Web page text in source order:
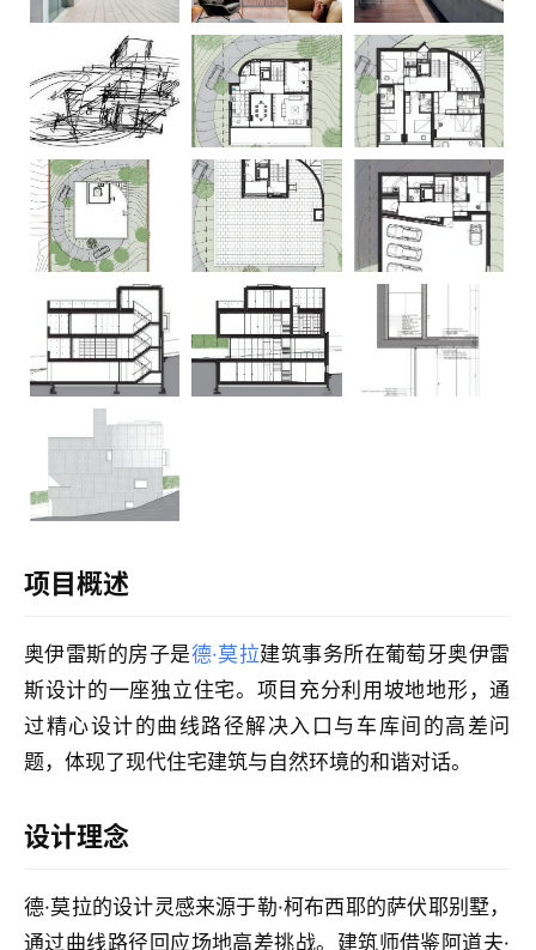
筑
设
室
内
城
市
项目概述
奥伊雷斯的房子是德·莫拉建筑事务所在葡萄牙奥伊雷
斯设计的一座独立住宅。项目充分利用坡地地形，通
过精心设计的曲线路径解决入口与车库间的高差问
题，体现了现代住宅建筑与自然环境的和谐对话。
设计理念
德·莫拉的设计灵感来源于勒·柯布西耶的萨伏耶别墅，
通过曲线路径回应场地高差挑战。建筑师借鉴阿道夫·